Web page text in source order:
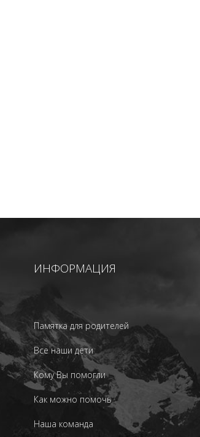
ИНФОРМАЦИЯ
Памятка для родителей
Все наши дети
Кому Вы помогли
Как можно помочь
Наша команда